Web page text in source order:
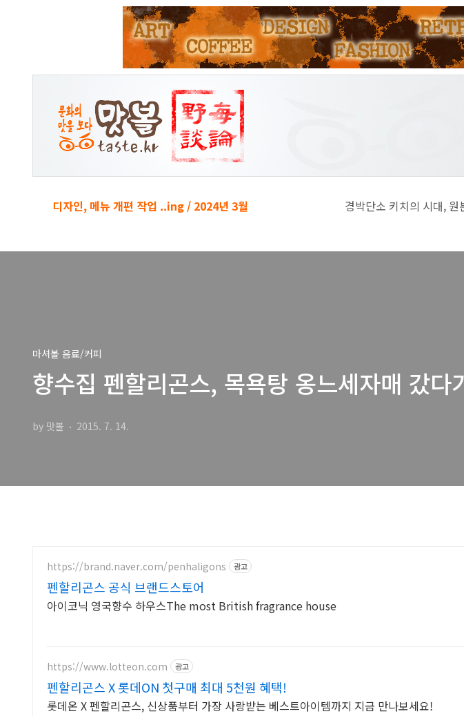
디자인, 메뉴 개편 작업 ..ing / 2024년 3월 경박단소 키치의 시대, 원본이 사라진
마셔볼 음료/커피
향수집 펜할리곤스, 목욕탕 옹느세자매 갔
by 맛볼 2015. 7. 14.
https://brand.naver.com/penhaligons 광고
펜할리곤스 공식 브랜드스토어
아이코닉 영국향수 하우스The most British fragrance house
https://www.lotteon.com 광고
펜할리곤스 X 롯데ON 첫구매 최대 5천원 혜택!
롯데온 X 펜할리곤스, 신상품부터 가장 사랑받는 베스트아이템까지 지금 만나보세요!